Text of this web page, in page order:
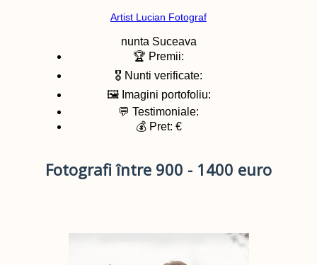
Artist Lucian Fotograf
nunta Suceava
🏆 Premii:
🎖️ Nunti verificate:
🖼️ Imagini portofoliu:
💬 Testimoniale:
💰 Pret: €
Fotografi între 900 - 1400 euro